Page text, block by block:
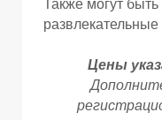
Также могут
Цены